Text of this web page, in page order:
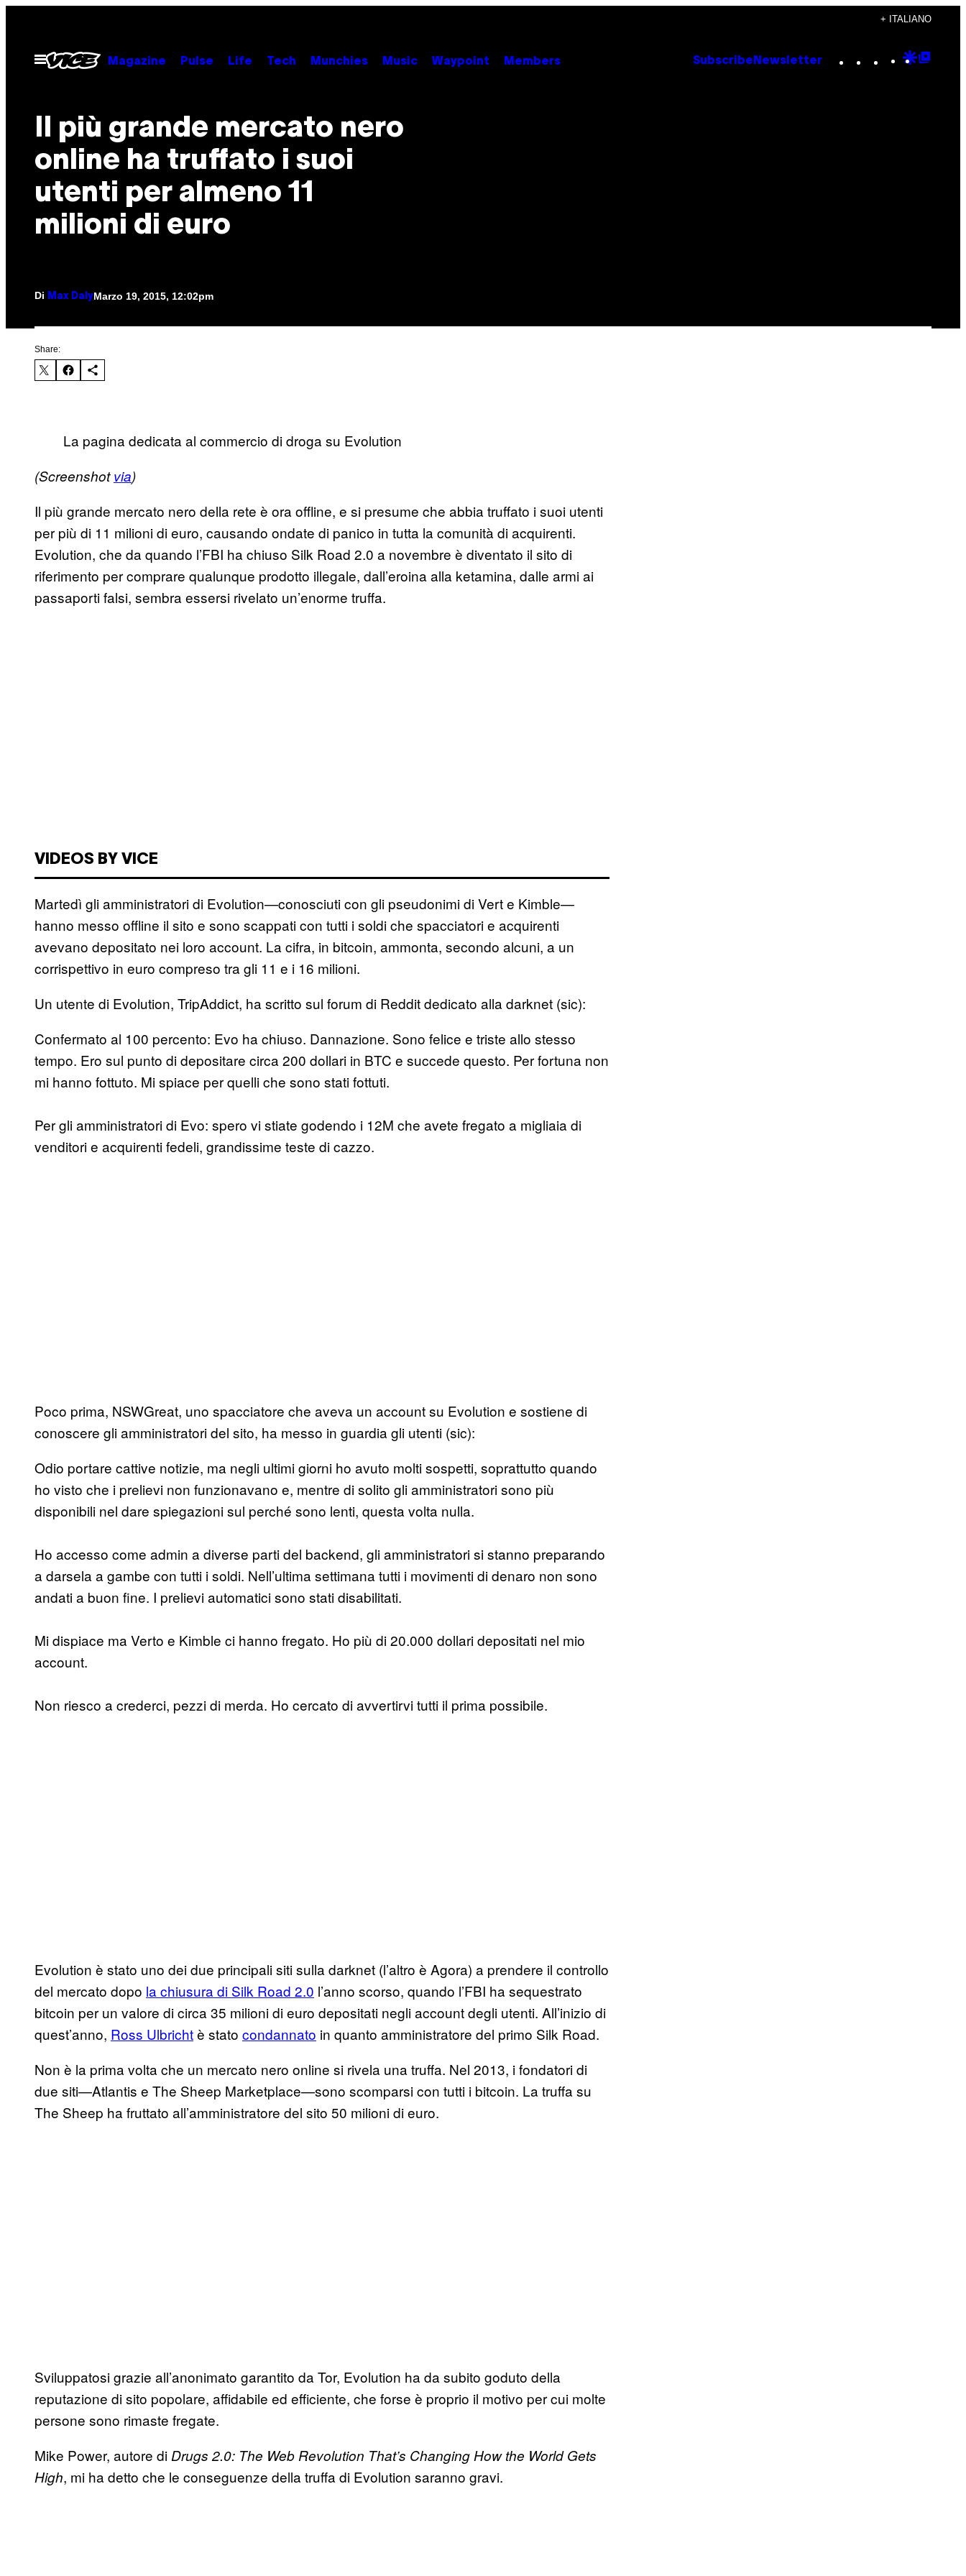
contenuto
+ ITALIANO
Apri
Magazine Pulse Life Tech Munchies Music Waypoint Members Subscribe Newsletter Instagram
TikTok
YouTube
Google
Il più grande mercato nero
online ha truffato i suoi
utenti per almeno 11
milioni di euro
Di Max DalyMarzo 19, 2015, 12:02pm
Share:
La pagina dedicata al commercio di droga su Evolution
(Screenshotvia)
Il più grande mercato nero della rete è ora offline, e si presume che abbia truffato i suoi utenti
per più di 11 milioni di euro, causando ondate di panico in tutta la comunità di acquirenti.
Evolution, che da quando l’FBI ha chiuso Silk Road 2.0 a novembre è diventato il sito di
riferimento per comprare qualunque prodotto illegale, dall’eroina alla ketamina, dalle armi ai
passaporti falsi, sembra essersi rivelato un’enorme truffa.
VIDEOS BY VICE
Martedì gli amministratori di Evolution—conosciuti con gli pseudonimi di Vert e Kimble—
hanno messo offline il sito e sono scappati con tutti i soldi che spacciatori e acquirenti
avevano depositato nei loro account. La cifra, in bitcoin, ammonta, secondo alcuni, a un
corrispettivo in euro compreso tra gli 11 e i 16 milioni.
Un utente di Evolution, TripAddict, ha scritto sul forum di Reddit dedicato alla darknet (sic):
Confermato al 100 percento: Evo ha chiuso. Dannazione. Sono felice e triste allo stesso
tempo. Ero sul punto di depositare circa 200 dollari in BTC e succede questo. Per fortuna non
mi hanno fottuto. Mi spiace per quelli che sono stati fottuti.
Per gli amministratori di Evo: spero vi stiate godendo i 12M che avete fregato a migliaia di
venditori e acquirenti fedeli, grandissime teste di cazzo.
Poco prima, NSWGreat, uno spacciatore che aveva un account su Evolution e sostiene di
conoscere gli amministratori del sito, ha messo in guardia gli utenti (sic):
Odio portare cattive notizie, ma negli ultimi giorni ho avuto molti sospetti, soprattutto quando
ho visto che i prelievi non funzionavano e, mentre di solito gli amministratori sono più
disponibili nel dare spiegazioni sul perché sono lenti, questa volta nulla.
Ho accesso come admin a diverse parti del backend, gli amministratori si stanno preparando
a darsela a gambe con tutti i soldi. Nell’ultima settimana tutti i movimenti di denaro non sono
andati a buon fine. I prelievi automatici sono stati disabilitati.
Mi dispiace ma Verto e Kimble ci hanno fregato. Ho più di 20.000 dollari depositati nel mio
account.
Non riesco a crederci, pezzi di merda. Ho cercato di avvertirvi tutti il prima possibile.
Evolution è stato uno dei due principali siti sulla darknet (l’altro è Agora) a prendere il controllo
del mercato dopo la chiusura di Silk Road 2.0 l’anno scorso, quando l’FBI ha sequestrato
bitcoin per un valore di circa 35 milioni di euro depositati negli account degli utenti. All’inizio di
quest’anno, Ross Ulbrichtè stato condannato in quanto amministratore del primo Silk Road.
Non è la prima volta che un mercato nero online si rivela una truffa. Nel 2013, i fondatori di
due siti—Atlantis e The Sheep Marketplace—sono scomparsi con tutti i bitcoin. La truffa su
The Sheep ha fruttato all’amministratore del sito 50 milioni di euro.
Sviluppatosi grazie all’anonimato garantito da Tor, Evolution ha da subito goduto della
reputazione di sito popolare, affidabile ed efficiente, che forse è proprio il motivo per cui molte
persone sono rimaste fregate.
Mike Power, autore di Drugs 2.0: The Web Revolution That’s Changing How the World Gets
High, mi ha detto che le conseguenze della truffa di Evolution saranno gravi.